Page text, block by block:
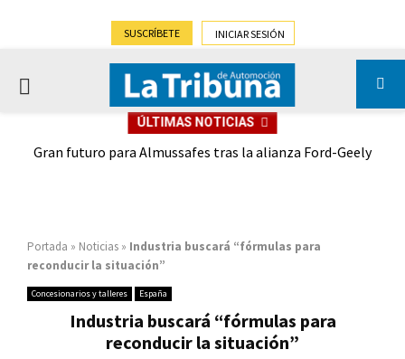
SUSCRÍBETE INICIAR SESIÓN
PRIMARY
ÚLTIMAS NOTICIAS
Gran futuro para Almussafes tras la alianza Ford-Geely
Portada » Noticias » Industria buscará “fórmulas para
reconducir la situación”
Concesionarios y talleres España
Industria buscará “fórmulas para
reconducir la situación”